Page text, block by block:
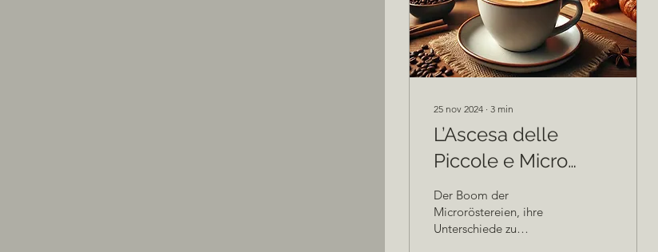
momento per sé. Per
molto tempo non si
parlava di caffè,...
25 nov 2024 ∙ 3 min
L’Ascesa delle
Piccole e Micro
Torrefazioni: Qualità
al Posto della
Massa |
Der Boom der
Microröstereien, ihre
Unterschiede zu